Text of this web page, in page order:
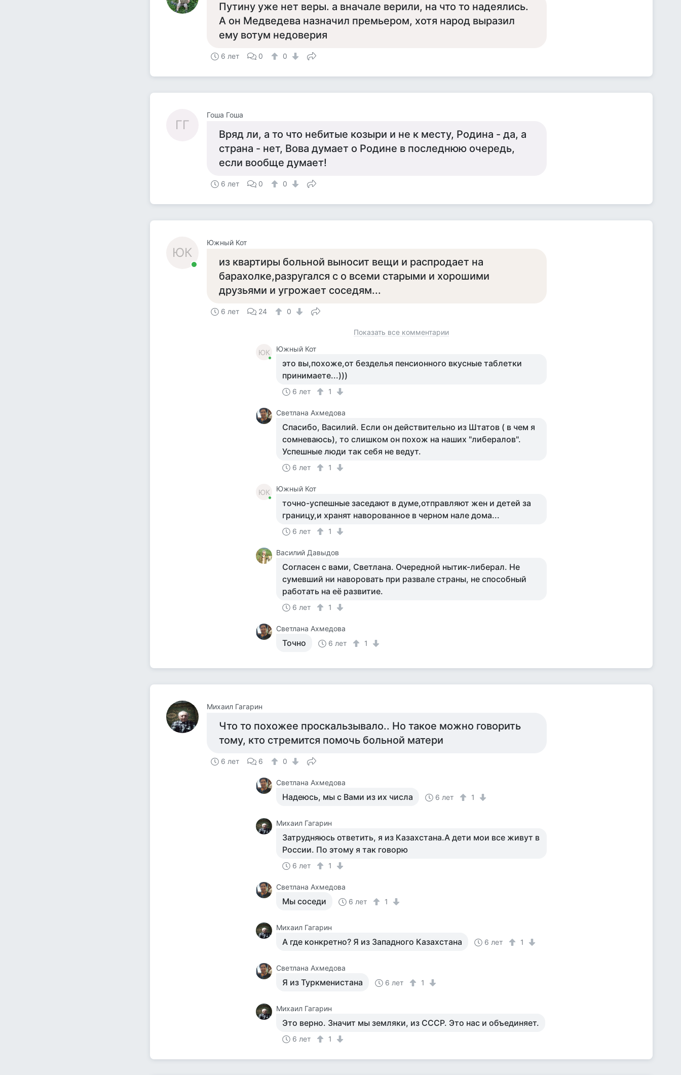
Путину уже нет веры. а вначале верили, на что то надеялись.
А он Медведева назначил премьером, хотя народ выразил
ему вотум недоверия
6 лет 0 0
ГГ
Гоша Гоша
Вряд ли, а то что небитые козыри и не к месту, Родина - да, а
страна - нет, Вова думает о Родине в последнюю очередь,
если вообще думает!
6 лет 0 0
ЮК
Южный Кот
из квартиры больной выносит вещи и распродает на
барахолке,разругался с о всеми старыми и хорошими
друзьями и угрожает соседям...
6 лет 24 0
Показать все комментарии
ЮК Южный Кот
это вы,похоже,от безделья пенсионного вкусные таблетки
принимаете...)))
6 лет 1
Светлана Ахмедова
Спасибо, Василий. Если он действительно из Штатов ( в чем я
сомневаюсь), то слишком он похож на наших "либералов".
Успешные люди так себя не ведут.
6 лет 1
ЮК Южный Кот
точно-успешные заседают в думе,отправляют жен и детей за
границу,и хранят наворованное в черном нале дома...
6 лет 1
Василий Давыдов
Согласен с вами, Светлана. Очередной нытик-либерал. Не
сумевший ни наворовать при развале страны, не способный
работать на её развитие.
6 лет 1
Светлана Ахмедова
Точно 6 лет 1
Михаил Гагарин
Что то похожее проскальзывало.. Но такое можно говорить
тому, кто стремится помочь больной матери
6 лет 6 0
Светлана Ахмедова
Надеюсь, мы с Вами из их числа 6 лет 1
Михаил Гагарин
Затрудняюсь ответить, я из Казахстана.А дети мои все живут в
России. По этому я так говорю
6 лет 1
Светлана Ахмедова
Мы соседи 6 лет 1
Михаил Гагарин
А где конкретно? Я из Западного Казахстана 6 лет 1
Светлана Ахмедова
Я из Туркменистана 6 лет 1
Михаил Гагарин
Это верно. Значит мы земляки, из СССР. Это нас и объединяет.
6 лет 1